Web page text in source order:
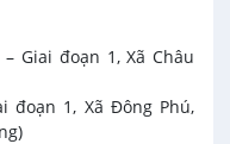
Giai đoạn 1, Xã Châu
đoạn 1, Xã Đông Phú,